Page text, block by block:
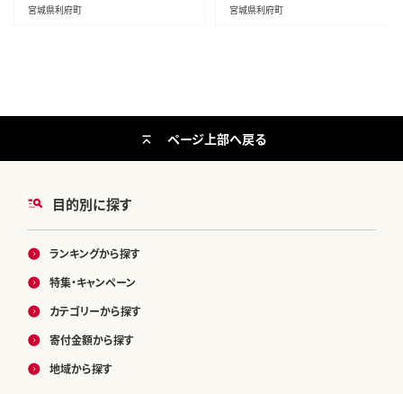
仙台 名物 厚切 肉厚 おいしい 美味
宮城県利府町
いしい 美味 牛 肉 焼肉 バーベキュ
宮城県利府町
目的別に探す
ランキングから探す
特集・キャンペーン
カテゴリーから探す
寄付金額から探す
地域から探す
ページ上部へ戻る